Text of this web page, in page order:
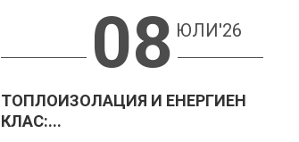
08 ЮЛИ'26
ТОПЛОИЗОЛАЦИЯ И ЕНЕРГИЕН
КЛАС:...